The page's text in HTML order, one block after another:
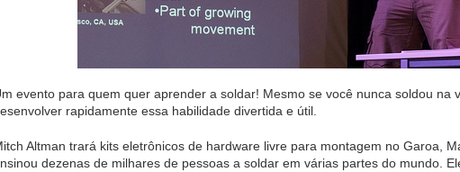
evento para quem quer aprender a soldar! Mesmo se você nunca soldou na
rapidamente essa habilidade divertida e útil.
Altman trará kits eletrônicos de hardware livre para montagem no Garoa,
dezenas de milhares de pessoas a soldar em várias partes do mundo.